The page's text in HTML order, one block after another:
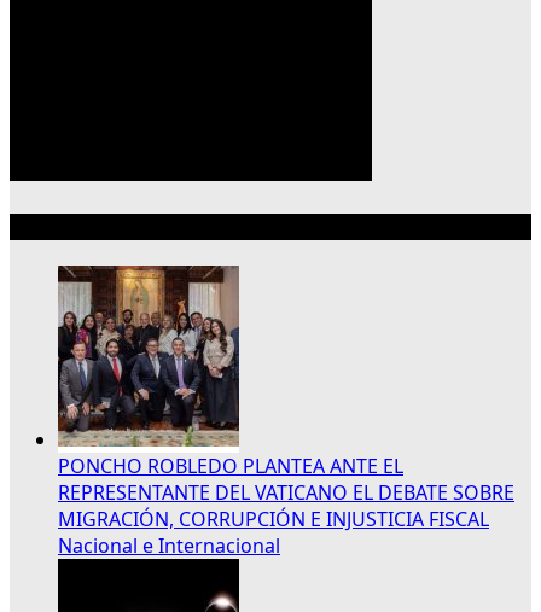
PONCHO ROBLEDO PLANTEA ANTE EL
REPRESENTANTE DEL VATICANO EL DEBATE SOBRE
MIGRACIÓN, CORRUPCIÓN E INJUSTICIA FISCAL
Nacional e Internacional